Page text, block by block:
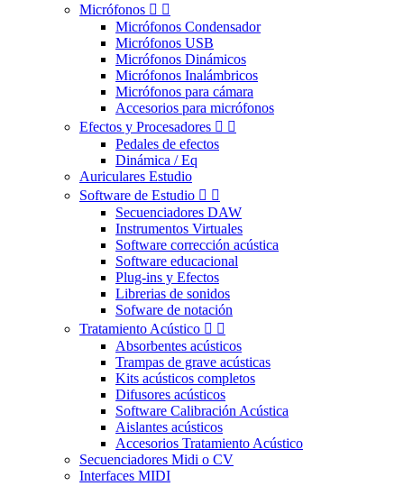
Micrófonos  
Micrófonos Condensador
Micrófonos USB
Micrófonos Dinámicos
Micrófonos Inalámbricos
Micrófonos para cámara
Accesorios para micrófonos
Efectos y Procesadores  
Pedales de efectos
Dinámica / Eq
Auriculares Estudio
Software de Estudio  
Secuenciadores DAW
Instrumentos Virtuales
Software corrección acústica
Software educacional
Plug-ins y Efectos
Librerias de sonidos
Sofware de notación
Tratamiento Acústico  
Absorbentes acústicos
Trampas de grave acústicas
Kits acústicos completos
Difusores acústicos
Software Calibración Acústica
Aislantes acústicos
Accesorios Tratamiento Acústico
Secuenciadores Midi o CV
Interfaces MIDI